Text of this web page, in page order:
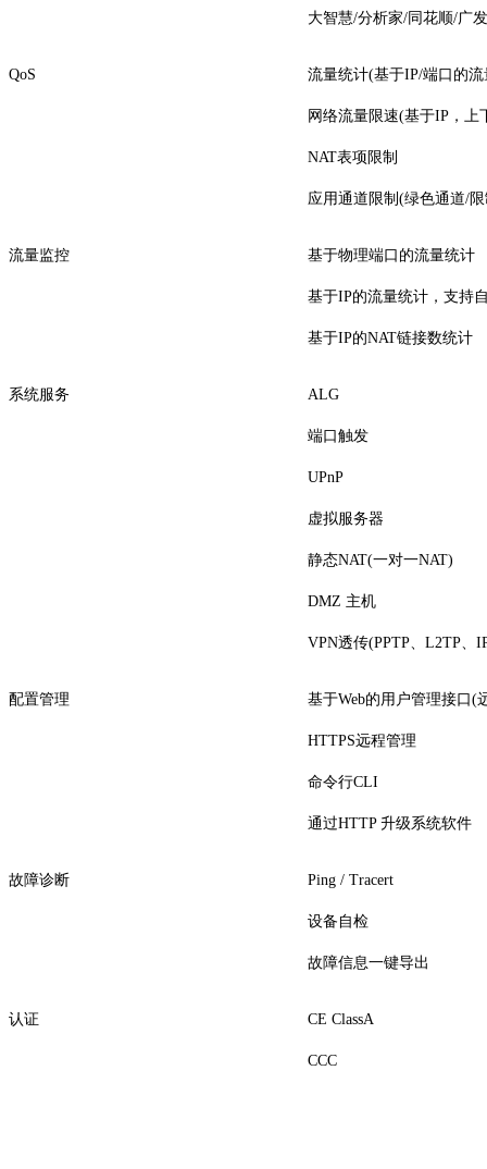
大智慧/分析家/同花顺/广
QoS 流量统计(基于IP/端口的
网络流量限速(基于IP，上
NAT表项限制
应用通道限制(绿色通道/
流量监控 基于物理端口的流量统计
基于IP的流量统计，支持
基于IP的NAT链接数统计
系统服务 ALG
端口触发
UPnP
虚拟服务器
静态NAT(一对一NAT)
DMZ 主机
VPN透传(PPTP、L2TP、
配置管理 基于Web的用户管理接口(
HTTPS远程管理
命令行CLI
通过HTTP 升级系统软件
故障诊断 Ping / Tracert
设备自检
故障信息一键导出
认证 CE ClassA
CCC